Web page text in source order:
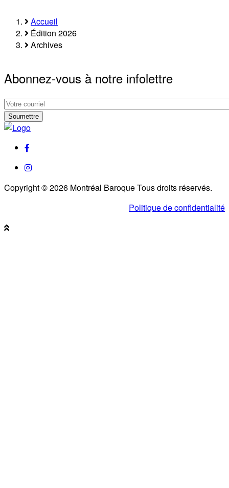
Fil
d'Ariane
Accueil
Édition 2026
Archives
Abonnez-vous à notre infolettre
Abonnez-
vous
à
infolettre
Abonnez-
vous
notre
infolettreinstagram
Copyright © 2026 Montréal Baroque Tous droits réservés.
Politique de confidentialité